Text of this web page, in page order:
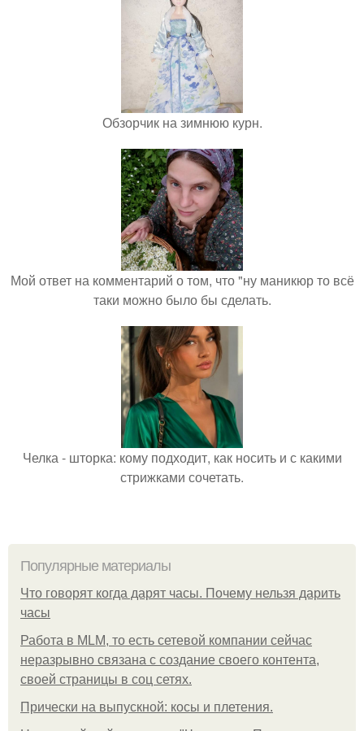
Обзорчик на зимнюю курн.
Мой ответ на комментарий о том, что "ну маникюр то всё
таки можно было бы сделать.
Челка - шторка: кому подходит, как носить и с какими
стрижками сочетать.
Популярные материалы
Что говорят когда дарят часы. Почему нельзя дарить
часы
Работа в MLM, то есть сетевой компании сейчас
неразрывно связана с создание своего контента,
своей страницы в соц сетях.
Прически на выпускной: косы и плетения.